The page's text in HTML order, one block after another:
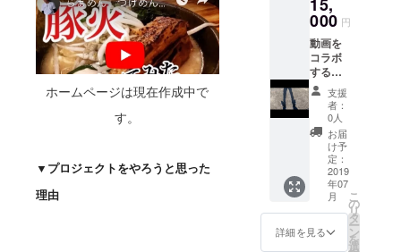
ホームページは現在作成中で
す。
▼プロジェクトをやろうと思った
理由
ありま
す、ご
了承下
さい。
※撮影場
所は日
本国内
に限
り、撮
影場所
までの
交通費
は支援
者様に
ご負担
して頂
きま
までの
交通費
は支援
者様に
ご負担
して頂
きま
す。
（山梨
県から
スポッ
トまで
の往復
の交通
費とな
りま
000 円
動画を
コラボ
する権
利。
【車椅
子で行
けるス
ポッ
ト】動
画以外
にも
VLOGの
ような
動画も
撮るこ
支援
者：
0人
お届
け予
定：
2019
年07
月
詳細を見る
こ
の
リ
タ
ー
ン
を
選